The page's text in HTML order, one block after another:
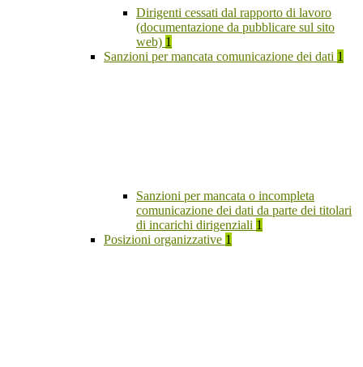
Dirigenti cessati dal rapporto di lavoro
(documentazione da pubblicare sul sito
web) 1
Sanzioni per mancata comunicazione dei dati 1
Sanzioni per mancata o incompleta
comunicazione dei dati da parte dei titolari
di incarichi dirigenziali 1
Posizioni organizzative 1